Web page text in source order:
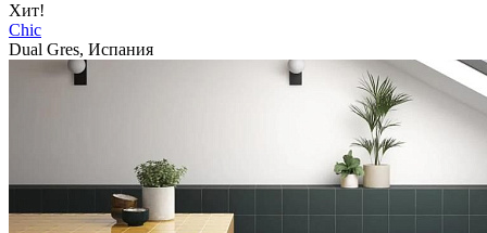
Хит!
Chic
Dual Gres, Испания